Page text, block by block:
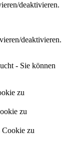
deaktivieren.
deaktivieren.
- Sie können
zu
zu
zu